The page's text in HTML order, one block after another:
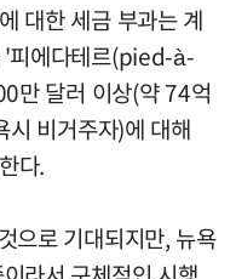
대한 세금 부과는 계
'피에다테르(pied-à-
만 달러 이상(약 74억
비거주자)에 대해
다.
으로 기대되지만, 뉴욕